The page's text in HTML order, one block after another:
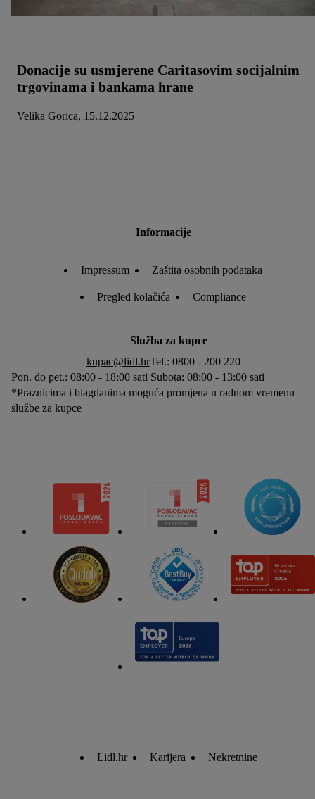
Donacije su usmjerene Caritasovim socijalnim
trgovinama i bankama hrane
Velika Gorica, 15.12.2025
Informacije
Impressum Zaštita osobnih podataka
Pregled kolačića Compliance
Služba za kupce
kupac@lidl.hrTel.: 0800 - 200 220
Pon. do pet.: 08:00 - 18:00 sati Subota: 08:00 - 13:00 sati
*Praznicima i blagdanima moguća promjena u radnom vremenu
službe za kupce
Lidl.hr Karijera Nekretnine